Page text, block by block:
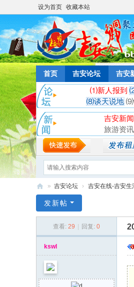
设为首页 收藏本站
首页 吉安论坛 吉安
⑴新人报到
⑻谈天说地 ⑼
吉安新闻
旅游资讯
安
» 吉安论坛 › 吉安在线-吉安生
发新帖
查看: 29 回复: 0
kswl